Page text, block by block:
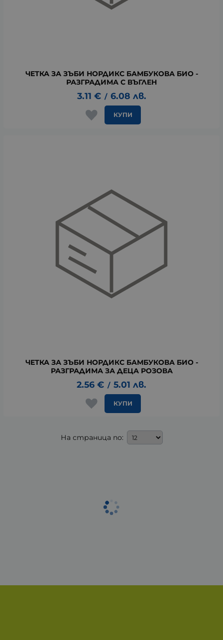
ЧЕТКА ЗА ЗЪБИ НОРДИКС БАМБУКОВА БИО -
РАЗГРАДИМА С ВЪГЛЕН
3.11 € / 6.08 лв.
КУПИ
ЧЕТКА ЗА ЗЪБИ НОРДИКС БАМБУКОВА БИО -
РАЗГРАДИМА ЗА ДЕЦА РОЗОВА
2.56 € / 5.01 лв.
КУПИ
На страница по: